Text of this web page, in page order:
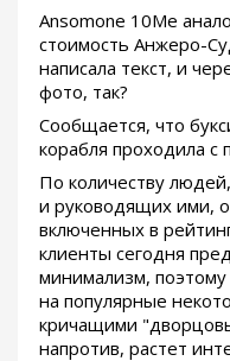
Ansomone 10Me
стоимость Анжеро-
написала текст, и
фото, так?
Сообщается, что
корабля проходила
По количеству
и руководящих ими,
включенных в
клиенты сегодня
минимализм, поэтому
на популярные
кричащими
напротив, растет